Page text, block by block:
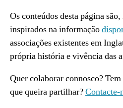
Os conteúdos desta página
inspirados na informação
associações existentes em
própria história e vivência das
Quer colaborar connosco?
que queira partilhar?Contacte-